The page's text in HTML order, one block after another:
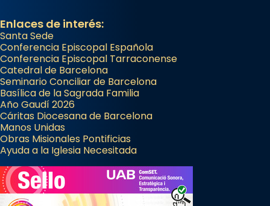
Enlaces de interés:
Santa Sede
Conferencia Episcopal Española
Conferencia Episcopal Tarraconense
Catedral de Barcelona
Seminario Conciliar de Barcelona
Basílica de la Sagrada Familia
Año Gaudí 2026
Cáritas Diocesana de Barcelona
Manos Unidas
Obras Misionales Pontificias
Ayuda a la Iglesia Necesitada